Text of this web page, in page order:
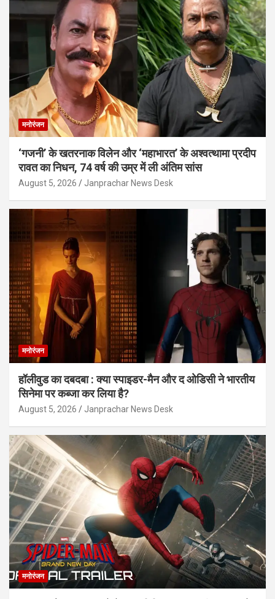
मनोरंजन
‘गजनी’ के खतरनाक विलेन और ‘महाभारत’ के अश्वत्थामा प्रदीप
रावत का निधन, 74 वर्ष की उम्र में ली अंतिम सांस
August 5, 2026 Janprachar News Desk
मनोरंजन
हॉलीवुड का दबदबा : क्या स्पाइडर-मैन और द ओडिसी ने भारतीय
सिनेमा पर कब्जा कर लिया है?
August 5, 2026 Janprachar News Desk
मनोरंजन